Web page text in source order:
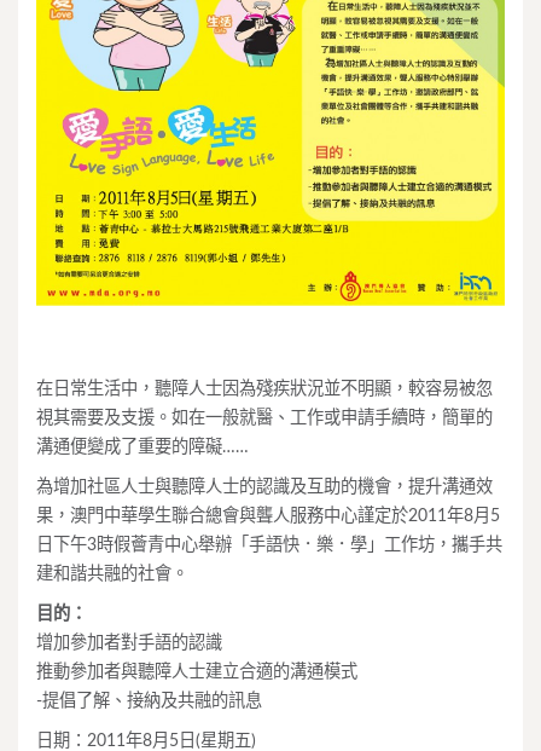
在日常生活中，聽障人士因為殘疾狀況並不明顯，較容易被忽
視其需要及支援。如在一般就醫、工作或申請手續時，簡單的
溝通便變成了重要的障礙……
為增加社區人士與聽障人士的認識及互助的機會，提升溝通效
果，澳門中華學生聯合總會與聾人服務中心謹定於2011年8月5
日下午3時假薈青中心舉辦「手語快．樂．學」工作坊，攜手共
建和諧共融的社會。
目的：
增加參加者對手語的認識
推動參加者與聽障人士建立合適的溝通模式
-提倡了解、接納及共融的訊息
日期：2011年8月5日(星期五)